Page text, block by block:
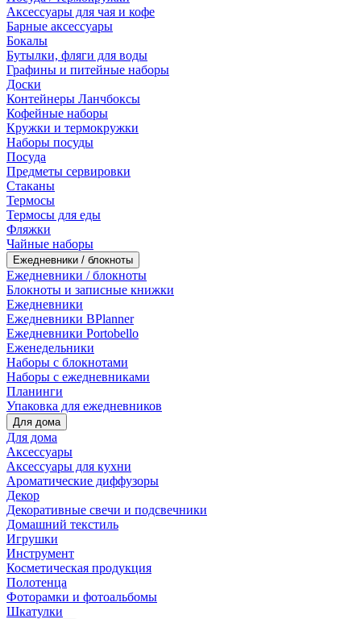
Аксессуары для чая и кофе
Барные аксессуары
Бокалы
Бутылки, фляги для воды
Графины и питейные наборы
Доски
Контейнеры Ланчбоксы
Кофейные наборы
Кружки и термокружки
Наборы посуды
Посуда
Предметы сервировки
Стаканы
Термосы
Термосы для еды
Фляжки
Чайные наборы
Ежедневники / блокноты
Ежедневники / блокноты
Блокноты и записные книжки
Ежедневники
Ежедневники BPlanner
Ежедневники Portobello
Еженедельники
Наборы с блокнотами
Наборы с ежедневниками
Планинги
Упаковка для ежедневников
Для дома
Для дома
Аксессуары
Аксессуары для кухни
Ароматические диффузоры
Декор
Декоративные свечи и подсвечники
Домашний текстиль
Игрушки
Инструмент
Косметическая продукция
Полотенца
Фоторамки и фотоальбомы
Шкатулки